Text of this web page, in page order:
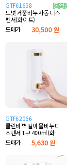
GTF61658
도넛 거품비누 자동 디스
펜서(화이트)
도매가
30,500 원
GTF62066
클린비 벽걸이 물비누 디
스펜서 1구 400ml(화이
트)
도매가 5,630 원